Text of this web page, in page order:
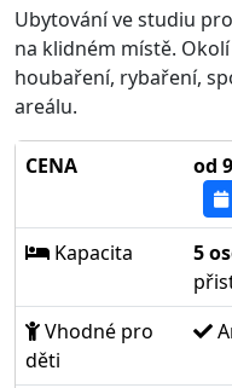
Ubytování ve studiu
na klidném místě.
houbaření, rybaření,
areálu.
CENA od
Kapacita 5
Vhodné pro
děti